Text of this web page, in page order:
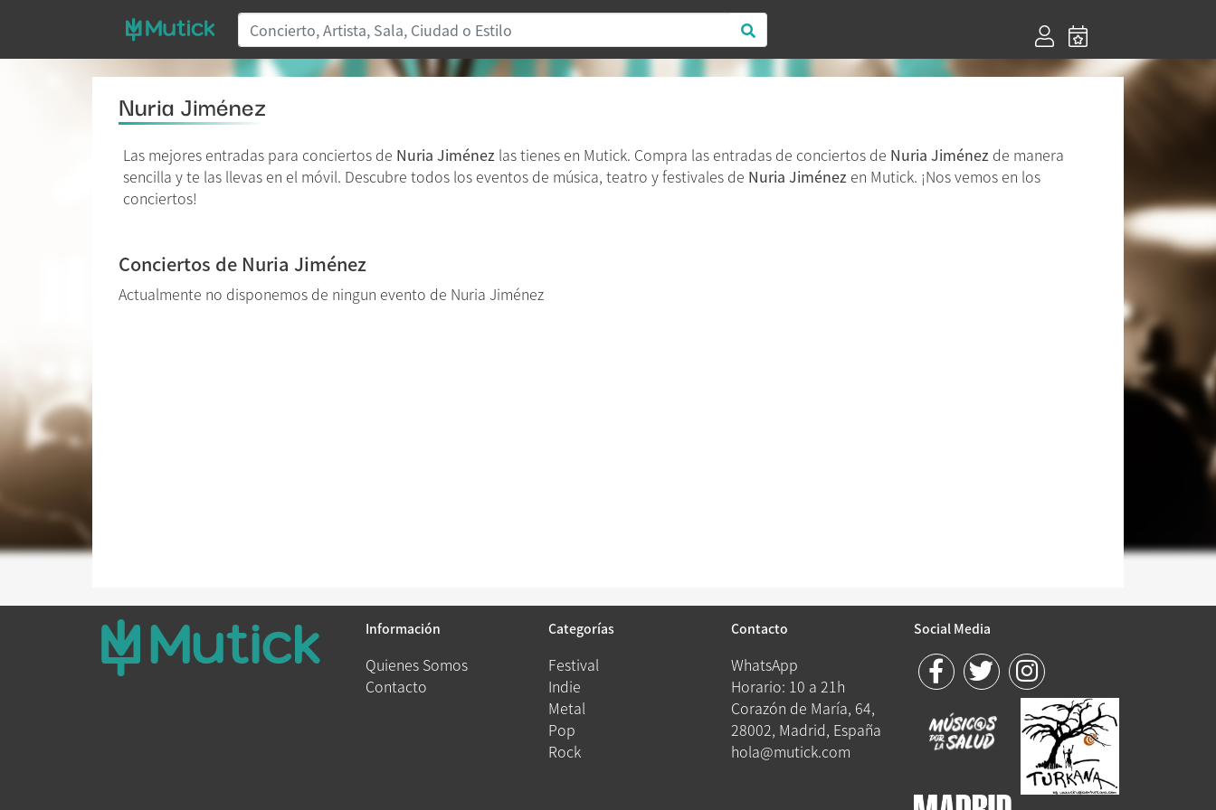
Nuria Jiménez
Las mejores entradas para conciertos de Nuria Jiménez las tienes en Mutick. Compra las entradas de conciertos de Nuria Jiménez de manera
sencilla y te las llevas en el móvil. Descubre todos los eventos de música, teatro y festivales de Nuria Jiménez en Mutick. ¡Nos vemos en los
conciertos!
Conciertos de Nuria Jiménez
Actualmente no disponemos de ningun evento de Nuria Jiménez
Información
Quienes Somos
Contacto
Categorías
Festival
Indie
Metal
Pop
Rock
Contacto
WhatsApp
Horario: 10 a 21h
Corazón de María, 64,
28002, Madrid, España
hola@mutick.com
Social Media